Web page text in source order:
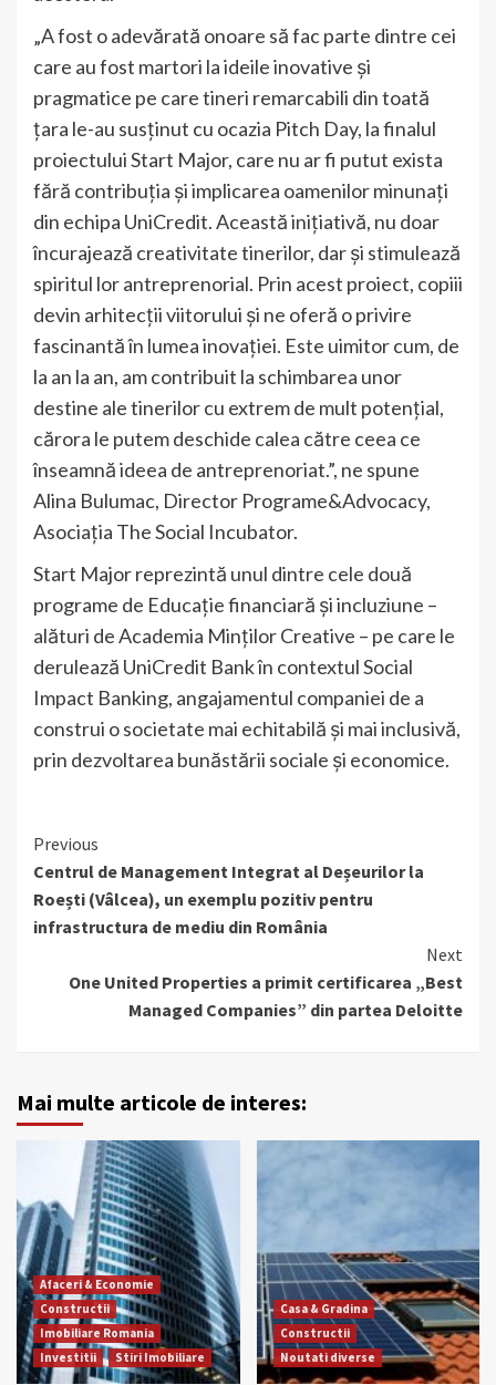
„A fost o adevărată onoare să fac parte dintre cei
care au fost martori la ideile inovative și
pragmatice pe care tineri remarcabili din toată
țara le-au susținut cu ocazia Pitch Day, la finalul
proiectului Start Major, care nu ar fi putut exista
fără contribuția și implicarea oamenilor minunați
din echipa UniCredit. Această inițiativă, nu doar
încurajează creativitate tinerilor, dar și stimulează
spiritul lor antreprenorial. Prin acest proiect, copiii
devin arhitecții viitorului și ne oferă o privire
fascinantă în lumea inovației. Este uimitor cum, de
la an la an, am contribuit la schimbarea unor
destine ale tinerilor cu extrem de mult potențial,
cărora le putem deschide calea către ceea ce
înseamnă ideea de antreprenoriat.”, ne spune
Alina Bulumac, Director Programe&Advocacy,
Asociația The Social Incubator.
Start Major reprezintă unul dintre cele două
programe de Educație financiară și incluziune –
alături de Academia Minților Creative – pe care le
derulează UniCredit Bank în contextul Social
Impact Banking, angajamentul companiei de a
construi o societate mai echitabilă și mai inclusivă,
prin dezvoltarea bunăstării sociale și economice.
Continue
Reading
Previous
Centrul de Management Integrat al Deșeurilor la
Roești (Vâlcea), un exemplu pozitiv pentru
infrastructura de mediu din România
Next
One United Properties a primit certificarea „Best
Managed Companies” din partea Deloitte
Mai multe articole de interes:
Afaceri & Economie
Constructii
Imobiliare Romania
Investitii
Stiri Imobiliare
Casa & Gradina
Constructii
Noutati diverse